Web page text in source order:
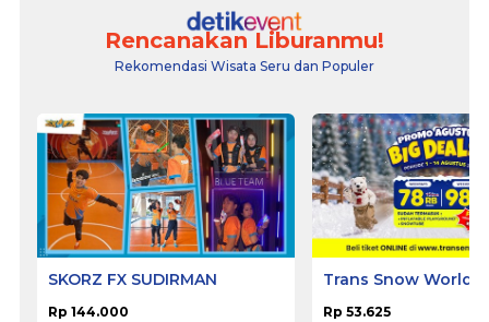
Rencanakan Liburanmu!
Rekomendasi Wisata Seru dan Populer
SKORZ FX SUDIRMAN
Rp 144.000
Trans Snow World
Rp 53.625